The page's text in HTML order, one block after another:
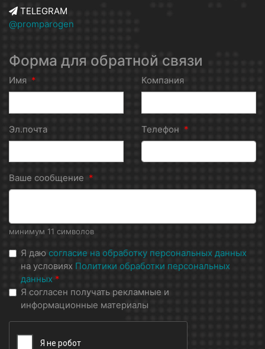
TELEGRAM
@promparogen
Форма для обратной связи
Имя * Компания
Эл.почта Телефон *
Ваше сообщение *
минимум 11 символов
Я даю согласие на обработку персональных данных
на условиях Политики обработки персональных
данных *
Я согласен получать рекламные и
информационные материалы